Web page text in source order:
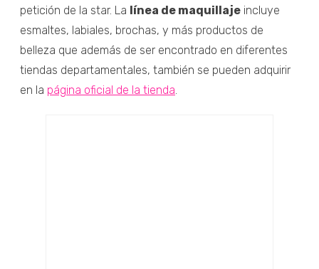
petición de la star. La línea de maquillaje incluye
esmaltes, labiales, brochas, y más productos de
belleza que además de ser encontrado en diferentes
tiendas departamentales, también se pueden adquirir
en la página oficial de la tienda